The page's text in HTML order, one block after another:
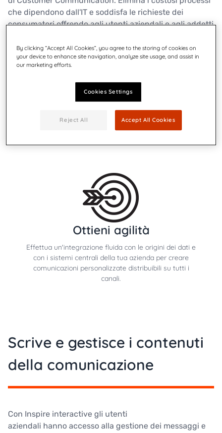
che dipendono dall'IT e soddisfa le richieste dei
consumatori offrendo agli utenti aziendali e agli addetti
delle comunicazioni rivolte ai clienti e di controllare i
canali di delivery comodamente e velocemente tramite
la redazione, la verifica e l'approvazione delle
comunicazioni da un singolo ambiente intuitivo.
Ottieni agilità
Effettua un'integrazione fluida con le origini dei dati e
con i sistemi centrali della tua azienda per creare
comunicazioni personalizzate distribuibili su tutti i
canali.
Scrive e gestisce i contenuti
della comunicazione
Con Inspire interactive gli utenti
aziendali hanno accesso alla gestione dei messaggi e
By clicking “Accept All Cookies”, you agree to the storing of cookies on
your device to enhance site navigation, analyze site usage, and assist in
our marketing efforts.
Cookies Settings
Reject All Accept All Cookies